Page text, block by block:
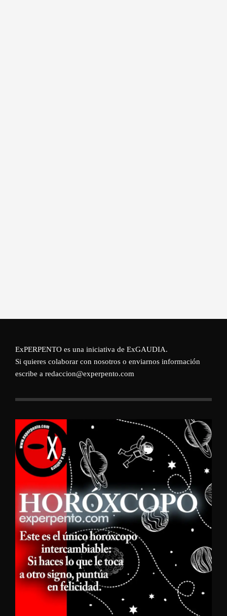
ExPERPENTO es una iniciativa de ExGAUDIA.
Si quieres colaborar con nosotros o enviarnos información
escribe a redaccion@experpento.com